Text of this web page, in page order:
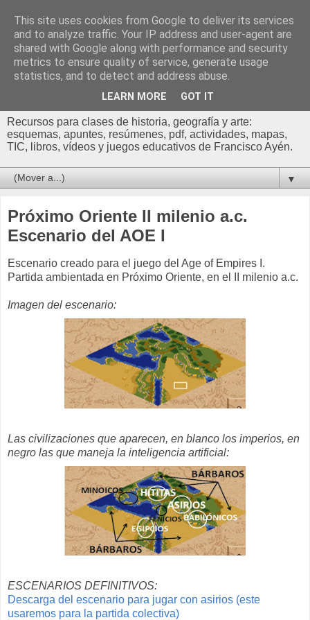
Profesor Francisco |
Recursos de Geografía,
Historia y Arte
Recursos para clases de historia, geografía y arte:
esquemas, apuntes, resúmenes, pdf, actividades, mapas,
TIC, libros, vídeos y juegos educativos de Francisco Ayén.
▼
Próximo Oriente II milenio a.c.
Escenario del AOE I
Escenario creado para el juego del Age of Empires I.
Partida ambientada en Próximo Oriente, en el II milenio a.c.
Imagen del escenario:
Las civilizaciones que aparecen, en blanco los imperios, en
negro las que maneja la inteligencia artificial:
ESCENARIOS DEFINITIVOS:
Descarga del escenario para jugar con asirios (este
usaremos para la partida colectiva)
This site uses cookies from Google to deliver its services
and to analyze traffic. Your IP address and user-agent are
shared with Google along with performance and security
metrics to ensure quality of service, generate usage
statistics, and to detect and address abuse.
LEARN MORE GOT IT